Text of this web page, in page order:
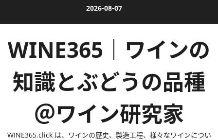
2026-08-07
WINE365｜ワインの
知識とぶどうの品種
＠ワイン研究家
WINE365.click は、ワインの歴史、製造工程、様々なワインについ